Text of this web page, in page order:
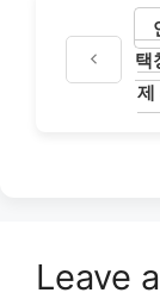
택
제
Leave